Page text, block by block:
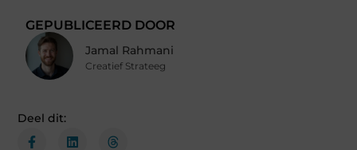
GEPUBLICEERD DOOR
Jamal Rahmani
Creatief Strateeg
Deel dit: